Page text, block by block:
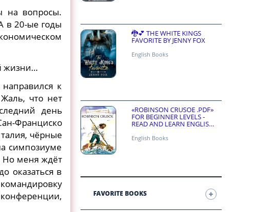
на вопросы.
в 20-ые годы
жизни…
к
что нет
день
Франциско
чёрные
симпозиуме
Но меня ждёт
оказаться в
конференции,
🐉💕 THE WHITE KINGS
FAVORITE BY JENNY FOX
English Books
«ROBINSON CRUSOE .PDF»
FOR BEGINNER LEVELS -
READ AND LEARN ENGLISH
English Books
FAVORITE BOOKS